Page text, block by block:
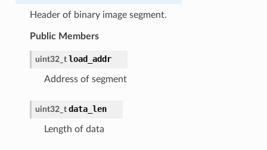
Header of binary image segment.
Public Members
uint32_t load_addr
Address of segment
uint32_t data_len
Length of data